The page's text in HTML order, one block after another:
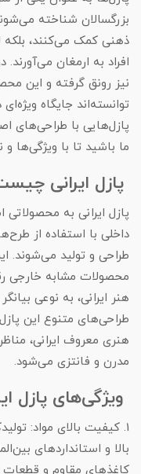
بزرگسالان شناخته
ذهنی کمک می‌کنند،
افراد به ارمغان می‌آورند.
نیز رونق گرفته و این
توانسته‌اند جایگاه ویژه‌ای
پازل‌هایی با طراحی‌های
ما باشید تا با ویژگی‌ها
پازل ایرانی
پازل ایرانی به
داخلی با استفاده از
طراحی و تولید می‌شوند.
محصولات مشابه خارجی
هنر ایرانی، به نوعی
طراحی‌های متنوع این
هنری معروف ایرانی،
مدرن و فانتزی می‌شود.
ویژگی‌های پازل
1. کیفیت بالای مواد:
بالا و استانداردهای
کاغذهای مقاوم و